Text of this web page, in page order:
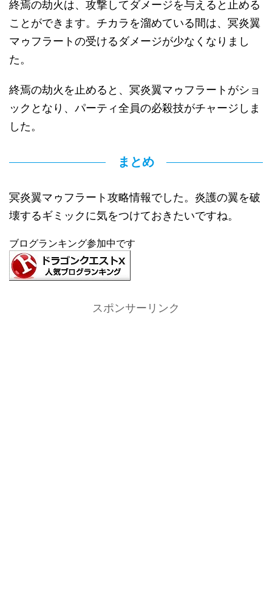
終焉の劫火は、攻撃してダメージを与えると止める
ことができます。チカラを溜めている間は、冥炎翼
マゥフラートの受けるダメージが少なくなりまし
た。
終焉の劫火を止めると、冥炎翼マゥフラートがショ
ックとなり、パーティ全員の必殺技がチャージしま
した。
まとめ
冥炎翼マゥフラート攻略情報でした。炎護の翼を破
壊するギミックに気をつけておきたいですね。
ブログランキング参加中です
スポンサーリンク